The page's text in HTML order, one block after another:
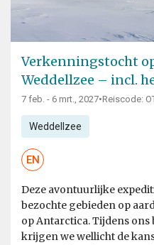
Verkenningstocht
Weddellzee – incl.
7 feb. - 6 mrt., 2027•Reiscode:
Weddellzee
EN
Deze avontuurlijke
bezochte gebieden op
op Antarctica. Tijdens
krijgen we wellicht de